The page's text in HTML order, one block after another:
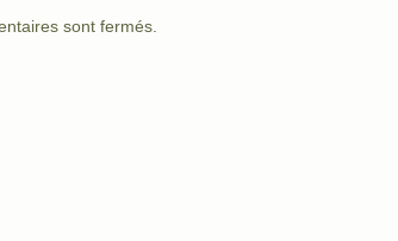
sont fermés.